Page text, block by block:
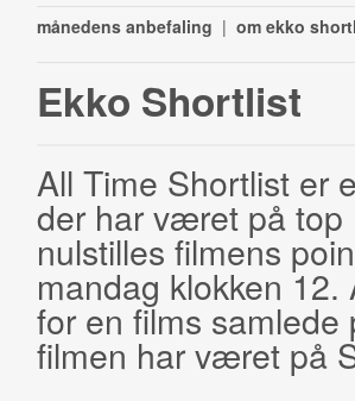
månedens anbefaling | om ekko
Ekko Shortlist
All Time Shortlist er
der har været på top
nulstilles filmens
mandag klokken
for en films
filmen har været på